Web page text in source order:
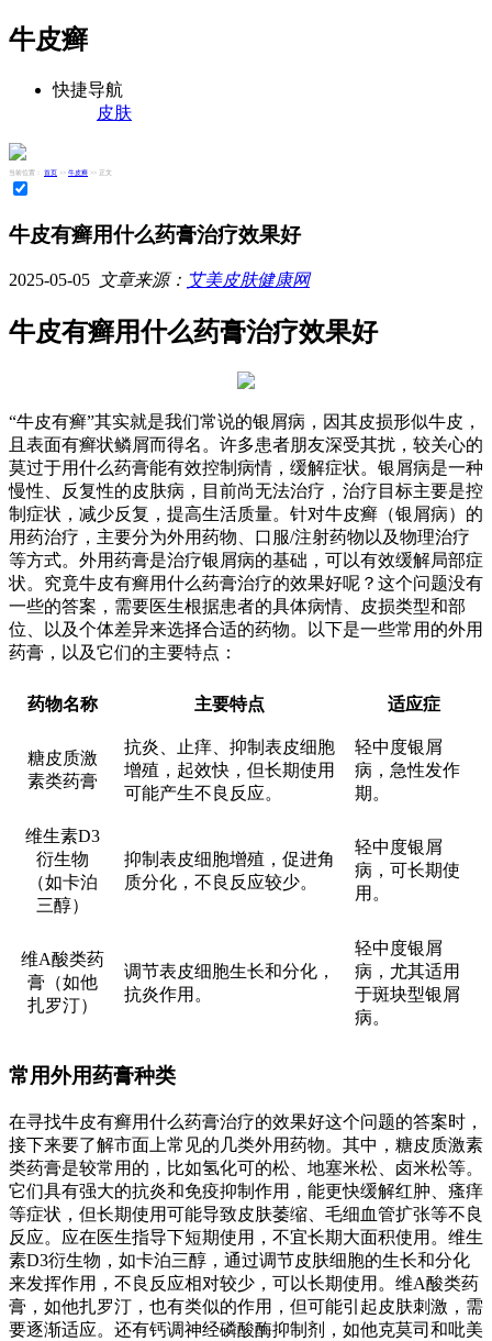
牛皮癣
快捷导航
皮肤
当前位置： 首页 >> 牛皮癣 >> 正文
牛皮有癣用什么药膏治疗效果好
2025-05-05 文章来源： 艾美皮肤健康网
牛皮有癣用什么药膏治疗效果好
“牛皮有癣”其实就是我们常说的银屑病，因其皮损形似牛皮，
且表面有癣状鳞屑而得名。许多患者朋友深受其扰，较关心的
莫过于用什么药膏能有效控制病情，缓解症状。银屑病是一种
慢性、反复性的皮肤病，目前尚无法治疗，治疗目标主要是控
制症状，减少反复，提高生活质量。针对牛皮癣（银屑病）的
用药治疗，主要分为外用药物、口服/注射药物以及物理治疗
等方式。外用药膏是治疗银屑病的基础，可以有效缓解局部症
状。究竟牛皮有癣用什么药膏治疗的效果好呢？这个问题没有
一些的答案，需要医生根据患者的具体病情、皮损类型和部
位、以及个体差异来选择合适的药物。以下是一些常用的外用
药膏，以及它们的主要特点：
药物名称 主要特点 适应症
糖皮质激
素类药膏
抗炎、止痒、抑制表皮细胞
增殖，起效快，但长期使用
可能产生不良反应。
轻中度银屑
病，急性发作
期。
维生素D3
衍生物
（如卡泊
三醇）
抑制表皮细胞增殖，促进角
质分化，不良反应较少。
轻中度银屑
病，可长期使
用。
维A酸类药
膏（如他
扎罗汀）
调节表皮细胞生长和分化，
抗炎作用。
轻中度银屑
病，尤其适用
于斑块型银屑
病。
常用外用药膏种类
在寻找牛皮有癣用什么药膏治疗的效果好这个问题的答案时，
接下来要了解市面上常见的几类外用药物。其中，糖皮质激素
类药膏是较常用的，比如氢化可的松、地塞米松、卤米松等。
它们具有强大的抗炎和免疫抑制作用，能更快缓解红肿、瘙痒
等症状，但长期使用可能导致皮肤萎缩、毛细血管扩张等不良
反应。应在医生指导下短期使用，不宜长期大面积使用。维生
素D3衍生物，如卡泊三醇，通过调节皮肤细胞的生长和分化
来发挥作用，不良反应相对较少，可以长期使用。维A酸类药
膏，如他扎罗汀，也有类似的作用，但可能引起皮肤刺激，需
要逐渐适应。还有钙调神经磷酸酶抑制剂，如他克莫司和吡美